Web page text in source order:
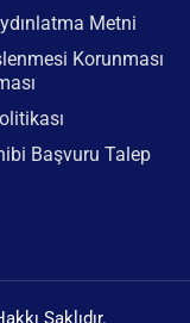
Metni
Korunması
Başvuru Talep
Saklıdır.